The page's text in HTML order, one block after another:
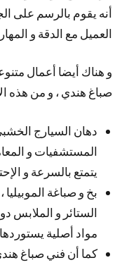
أنه يقوم بالرسم على
العميل مع الدقة و
و هناك أيضا أعمال
صباغ هندي ، و من هذه
دهان السيارج
المستشفيات و
يتمتع بالسرعة و
بخ و صباغة
الستائر و الملابس
مواد أصلية
كما أن فني صباغ